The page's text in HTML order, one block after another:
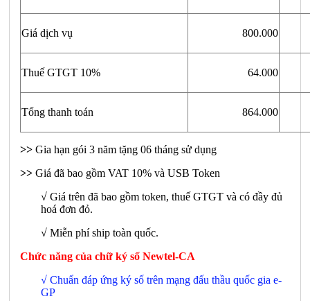
Giá dịch vụ 800.000
Thuế GTGT 10% 64.000
Tổng thanh toán 864.000
>> Gia hạn gói 3 năm tặng 06 tháng sử dụng
>> Giá đã bao gồm VAT 10% và USB Token
√ Giá trên đã bao gồm token, thuế GTGT và có đầy đủ
hoá đơn đỏ.
√ Miễn phí ship toàn quốc.
Chức năng của chữ ký số Newtel-CA
√ Chuẩn đáp ứng ký số trên mạng đấu thầu quốc gia e-
GP